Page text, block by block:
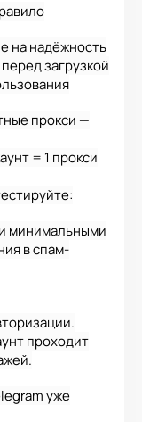
на надёжность
загрузкой
прокси —
= 1 прокси
минимальными
в спам-
проходит
уже